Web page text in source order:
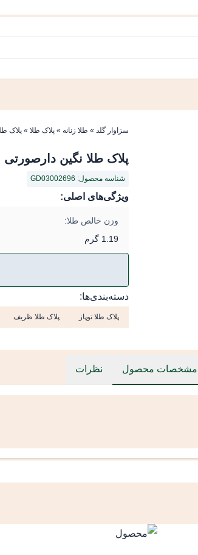
سزاوار گلد » طلا زنانه » پلاک طلا » پلاک
پلاک طلا نگین دارصورتی
شناسه محصول: GD03002696
ویژگی‌های اصلی:
وزن خالص طلا:
1.19 گرم
دسته‌بندی‌ها:
پلاک طلا توپاز پلاک طلا ظریف
مشخصات محصول نظرات